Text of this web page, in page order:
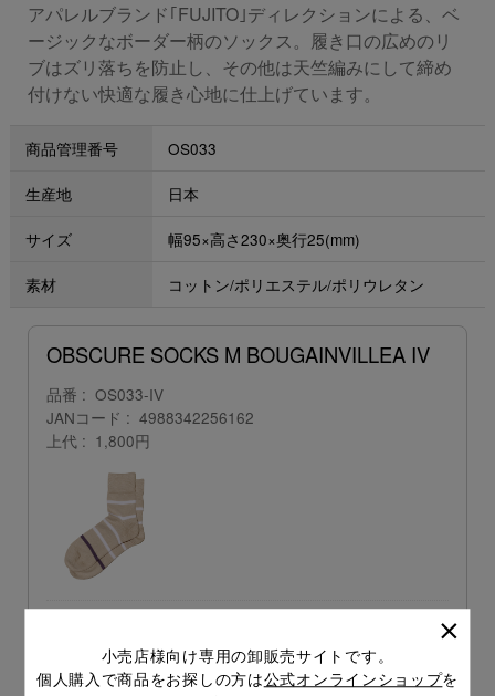
小売店様向け専用の卸販売サイトです。
個人購入で商品をお探しの方は公式オンラインショップを
アパレルブランド｢FUJITO｣ディレクションによる、ベ
ージックなボーダー柄のソックス。履き口の広めのリ
ブはズリ落ちを防止し、その他は天竺編みにして締め
付けない快適な履き心地に仕上げています。
商品管理番号 OS033
生産地 日本
サイズ 幅95×高さ230×奥行25(mm)
素材 コットン/ポリエステル/ポリウレタン
OBSCURE SOCKS M BOUGAINVILLEA IV
品番
OS033-IV
JANコード
4988342256162
上代
1,800円
（単価 × 入数）
会員のみ公開